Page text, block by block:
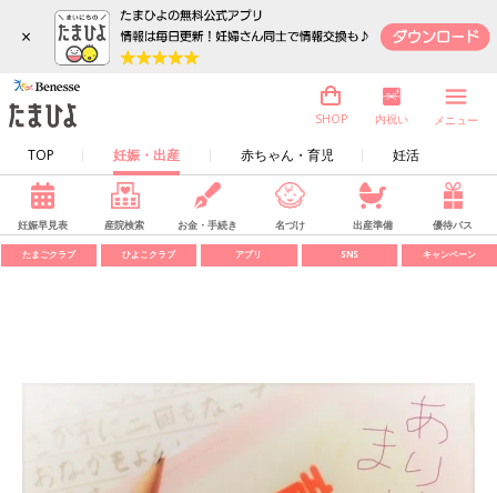
×
TOP 妊娠・出産 赤ちゃん・育児 妊活
SHOP 内祝い メニュー
妊娠早見表 産院検索 お金・手続き 名づけ 出産準備 優待パス
たまごクラブ ひよこクラブ アプリ SNS キャンペーン